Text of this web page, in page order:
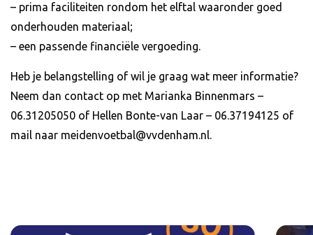
– prima faciliteiten rondom het elftal waaronder goed
onderhouden materiaal;
– een passende financiële vergoeding.
Heb je belangstelling of wil je graag wat meer informatie?
Neem dan contact op met Marianka Binnenmars –
06.31205050 of Hellen Bonte-van Laar – 06.37194125 of
mail naar meidenvoetbal@vvdenham.nl.